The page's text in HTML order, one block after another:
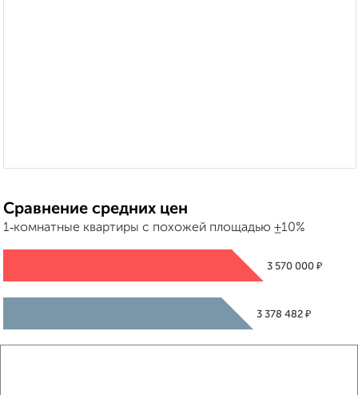
Сравнение средних цен
1‑комнатные квартиры с похожей площадью ±10%
3 570 000 ₽
3 378 482 ₽